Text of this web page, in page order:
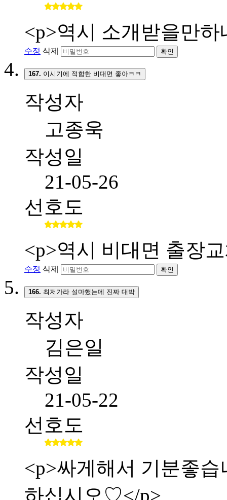
<p>역시 소개받을만하
수정 삭제 확인
167. 이시기에 적합한 비대면 좋아ㅋㅋ
작성자
고종욱
작성일
21-05-26
선호도
<p>역시 비대면 출장
수정 삭제 확인
166. 최저가라 설마했는데 진짜 대박
작성자
김은일
작성일
21-05-22
선호도
<p>싸게해서 기분좋습
하십시오♡</p>